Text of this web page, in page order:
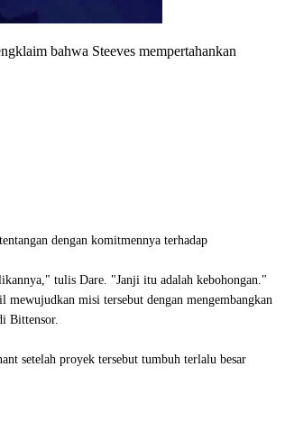
bahwa Steeves mempertahankan
dengan komitmennya terhadap
tulis Dare. "Janji itu adalah kebohongan."
misi tersebut dengan mengembangkan
Bittensor.
setelah proyek tersebut tumbuh terlalu besar